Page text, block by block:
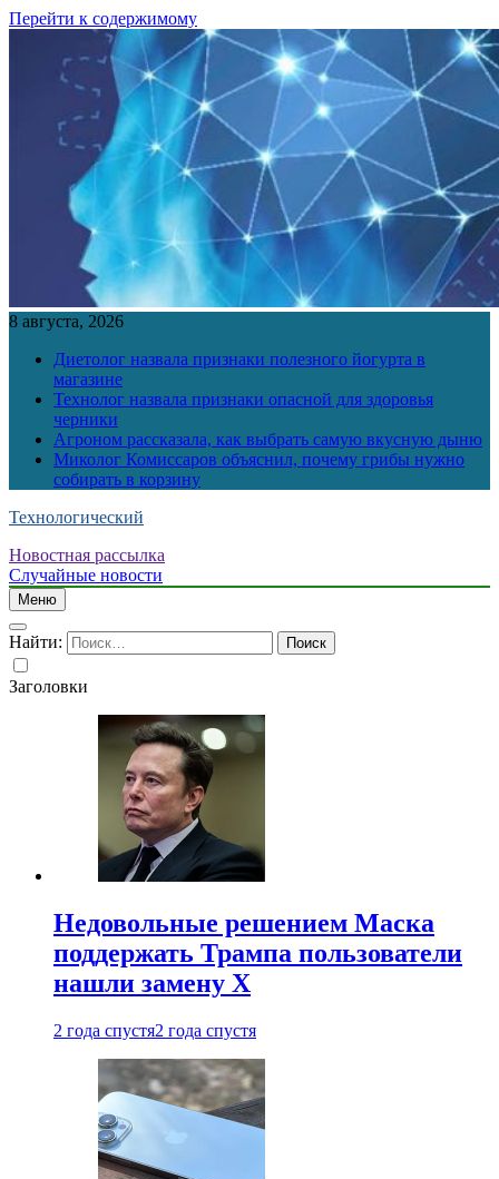
Перейти к содержимому
8 августа, 2026
Диетолог назвала признаки полезного йогурта в
магазине
Технолог назвала признаки опасной для здоровья
черники
Агроном рассказала, как выбрать самую вкусную дыню
Миколог Комиссаров объяснил, почему грибы нужно
собирать в корзину
Технологический
Новостная рассылка
Случайные новости
Меню
Найти:
Заголовки
Недовольные решением Маска
поддержать Трампа пользователи
нашли замену X
2 года спустя2 года спустя